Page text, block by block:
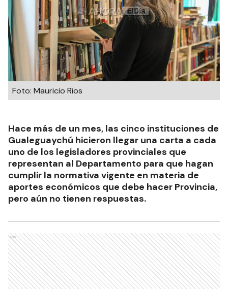
Foto: Mauricio Ríos
Hace más de un mes, las cinco instituciones de
Gualeguaychú hicieron llegar una carta a cada
uno de los legisladores provinciales que
representan al Departamento para que hagan
cumplir la normativa vigente en materia de
aportes económicos que debe hacer Provincia,
pero aún no tienen respuestas.
Ads